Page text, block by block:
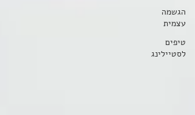
הגשמה
עצמית
טיפים
לסטיילינג